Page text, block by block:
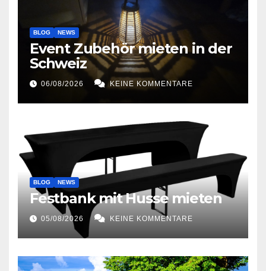
BLOG NEWS
Event Zubehör mieten in der
Schweiz
06/08/2026 KEINE KOMMENTARE
BLOG NEWS
Festbank mit Husse mieten
05/08/2026 KEINE KOMMENTARE